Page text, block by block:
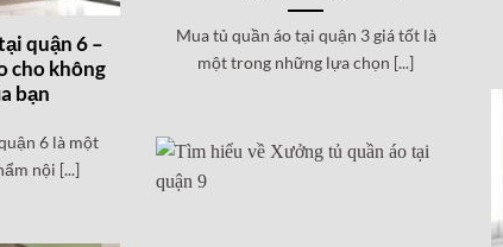
Mua tủ quần áo tại quận 3 giá tốt là
một trong những lựa chọn [...]
quận 6 –
cho không
bạn
6 là một
nội [...]